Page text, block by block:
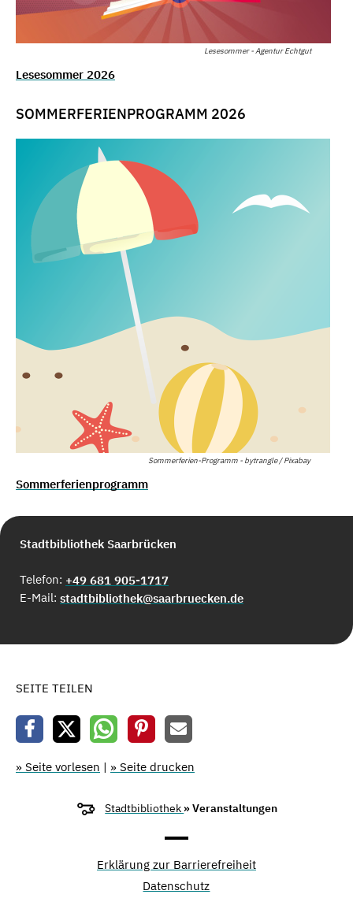
Lesesommer - Agentur Echtgut
Lesesommer 2026
SOMMERFERIENPROGRAMM 2026
Sommerferien-Programm - bytrangle / Pixabay
Sommerferienprogramm
Stadtbibliothek Saarbrücken
Telefon: +49 681 905-1717
E-Mail: stadtbibliothek@saarbruecken.de
SEITE TEILEN
» Seite vorlesen | » Seite drucken
Stadtbibliothek » Veranstaltungen
Erklärung zur Barrierefreiheit
Datenschutz